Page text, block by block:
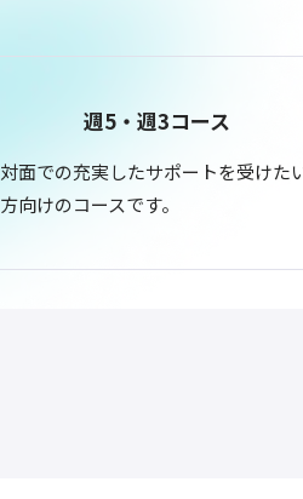
週5・週3コース
対面での充実したサポートを受けた
方向けのコースです。